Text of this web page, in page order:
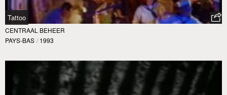
Tattoo
CENTRAAL BEHEER
PAYS-BAS / 1993